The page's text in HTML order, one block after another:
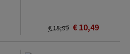
€ 10,49
€ 15,99